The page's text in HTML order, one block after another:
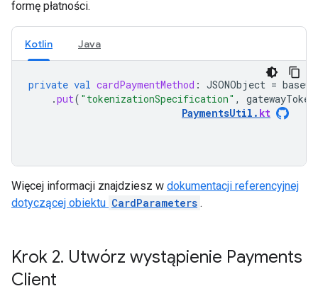
formę płatności.
Kotlin Java
private val cardPaymentMethod : JSONObject =
.put( "tokenizationSpecification" ,
PaymentsUtil . kt
Więcej informacji znajdziesz w dokumentacji referencyjnej
dotyczącej obiektu CardParameters .
Krok 2. Utwórz wystąpienie Payments
Client